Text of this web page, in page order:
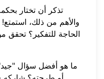
تذكر أن تختار
والأهم من ذلك،
الحاجة للتفكير؟ تحقق من
ما هو أفضل سؤال